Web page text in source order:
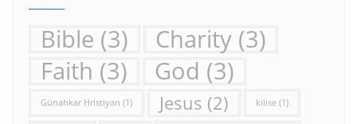
Bible (3) Charity (3)
Faith (3) God (3)
Günahkar Hristiyan (1) Jesus (2) kilise (1)